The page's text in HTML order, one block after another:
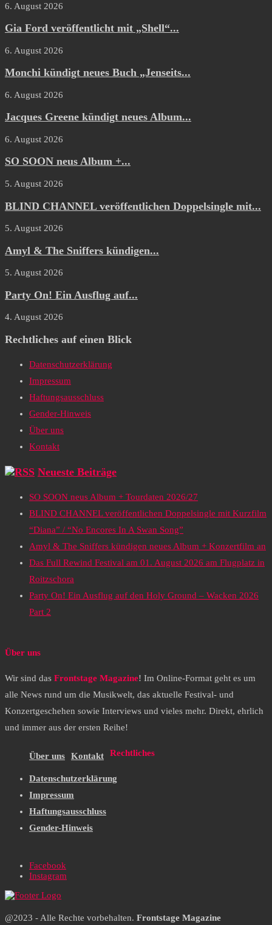
6. August 2026
Gia Ford veröffentlicht mit „Shell“...
6. August 2026
Monchi kündigt neues Buch „Jenseits...
6. August 2026
Jacques Greene kündigt neues Album...
6. August 2026
SO SOON neus Album +...
5. August 2026
BLIND CHANNEL veröffentlichen Doppelsingle mit...
5. August 2026
Amyl & The Sniffers kündigen...
5. August 2026
Party On! Ein Ausflug auf...
4. August 2026
Rechtliches auf einen Blick
Datenschutzerklärung
Impressum
Haftungsausschluss
Gender-Hinweis
Über uns
Kontakt
Neueste Beiträge
SO SOON neus Album + Tourdaten 2026/27
BLIND CHANNEL veröffentlichen Doppelsingle mit Kurzfilm
“Diana” / “No Encores In A Swan Song”
Amyl & The Sniffers kündigen neues Album + Konzertfilm an
Das Full Rewind Festival am 01. August 2026 am Flugplatz in
Roitzschora
Party On! Ein Ausflug auf den Holy Ground – Wacken 2026
Part 2
Über uns
Wir sind das Frontstage Magazine! Im Online-Format geht es um
alle News rund um die Musikwelt, das aktuelle Festival- und
Konzertgeschehen sowie Interviews und vieles mehr. Direkt, ehrlich
und immer aus der ersten Reihe!
Über uns Kontakt Rechtliches
Datenschutzerklärung
Impressum
Haftungsausschluss
Gender-Hinweis
Facebook
Instagram
@2023 - Alle Rechte vorbehalten. Frontstage Magazine